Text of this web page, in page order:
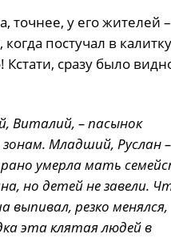
точнее, у его
постучал в
сразу было
Виталий, – пасынок
Младший, Руслан –
умерла мать
но детей не завели.
выпивал, резко менялся,
эта клятая людей в